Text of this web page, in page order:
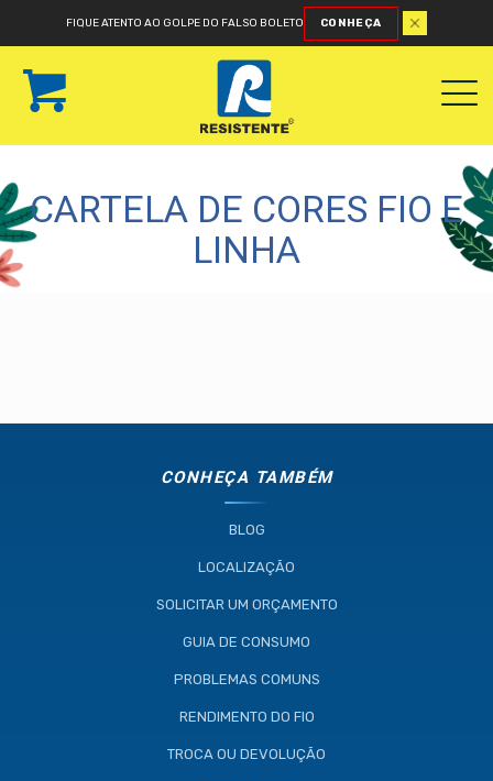
FIQUE ATENTO AO GOLPE DO FALSO BOLETO CONHEÇA
CARTELA DE CORES FIO E
LINHA
CONHEÇA TAMBÉM
BLOG
LOCALIZAÇÃO
SOLICITAR UM ORÇAMENTO
GUIA DE CONSUMO
PROBLEMAS COMUNS
RENDIMENTO DO FIO
TROCA OU DEVOLUÇÃO